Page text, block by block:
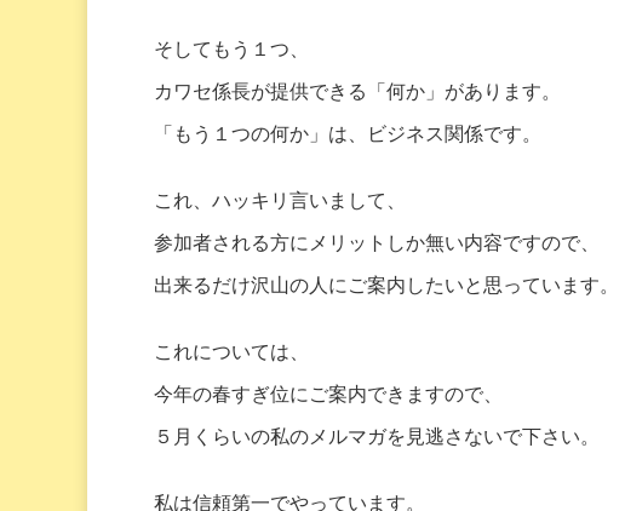
そしてもう１つ、
カワセ係長が提供できる「何か」があります。
「もう１つの何か」は、ビジネス関係です。
これ、ハッキリ言いまして、
参加者される方にメリットしか無い内容ですので、
出来るだけ沢山の人にご案内したいと思っています。
これについては、
今年の春すぎ位にご案内できますので、
５月くらいの私のメルマガを見逃さないで下さい。
私は信頼第一でやっています。